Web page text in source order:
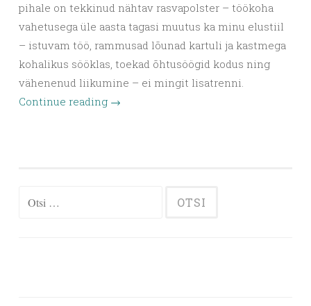
pihale on tekkinud nähtav rasvapolster – töökoha
vahetusega üle aasta tagasi muutus ka minu elustiil
– istuvam töö, rammusad lõunad kartuli ja kastmega
kohalikus sööklas, toekad õhtusöögid kodus ning
vähenenud liikumine – ei mingit lisatrenni.
Continue reading →
Otsi: